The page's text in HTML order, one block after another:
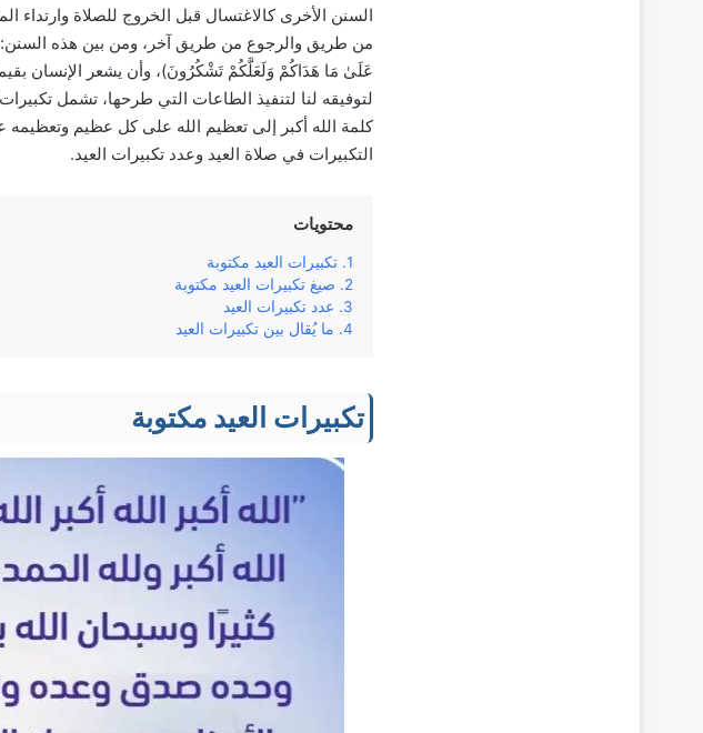
السنن الأخرى كالاغتسال قبل الخروج للصلاة وارتداء
من طريق والرجوع من طريق آخر، ومن بين هذه السنن:
عَلَىٰ مَا هَدَاكُمْ وَلَعَلَّكُمْ تَشْكُرُونَ)، وأن يشعر الإنسان
لتوفيقه لنا لتنفيذ الطاعات التي طرحها، تشمل
كلمة الله أكبر إلى تعظيم الله على كل عظيم وتعظيمه
التكبيرات في صلاة العيد وعدد تكبيرات العيد.
محتويات
تكبيرات العيد مكتوبة
صيغ تكبيرات العيد مكتوبة
عدد تكبيرات العيد
ما يُقال بين تكبيرات العيد
تكبيرات العيد مكتوبة